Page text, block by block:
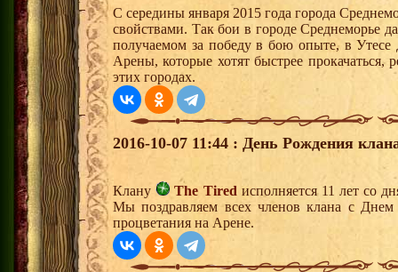
С середины января 2015 года города
свойствами. Так бои в городе Среднеморье
получаемом за победу в бою опыте, в
Арены, которые хотят быстрее прокачаться,
этих городах.
2016-10-07 11:44 : День Рождения
Клану The Tired исполняется 11 лет со
Мы поздравляем всех членов клана с
процветания на Арене.